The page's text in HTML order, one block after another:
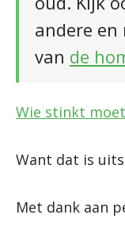
andere en
van de
Wie stinkt
Want dat is
Met dank aan